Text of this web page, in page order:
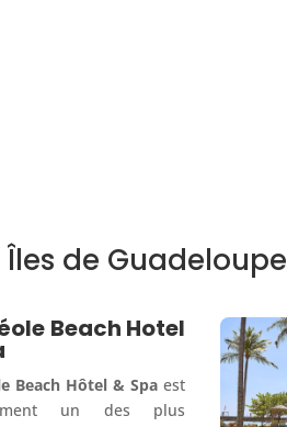
de Guadeloupe
Beach Hotel
Beach Hôtel & Spa est
un des plus